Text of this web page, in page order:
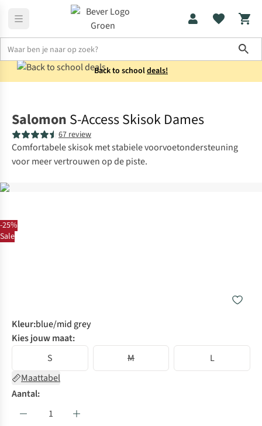
Back to schooldeals!
-25%
Sale
Salomon S-Access Skisok Dames
67 review
Comfortabele skisok met stabiele voorvoetondersteuning
voor meer vertrouwen op de piste.
Kleur:blue/mid grey
Kies jouw maat:
S
M
L
Maattabel
Aantal: